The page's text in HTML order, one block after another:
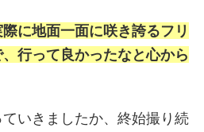
に地面一面に咲き誇るフリ
行って良かったなと心から
いきましたか、終始撮り続